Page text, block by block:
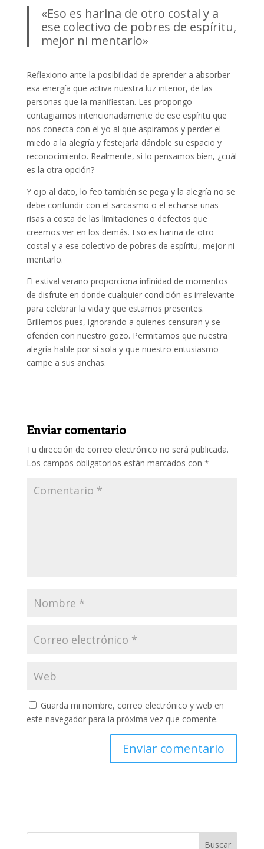
«Eso es harina de otro costal y a
ese colectivo de pobres de espíritu,
mejor ni mentarlo»
Reflexiono ante la posibilidad de aprender a absorber
esa energía que activa nuestra luz interior, de las
personas que la manifiestan. Les propongo
contagiarnos intencionadamente de ese espíritu que
nos conecta con el yo al que aspiramos y perder el
miedo a la alegría y festejarla dándole su espacio y
reconocimiento. Realmente, si lo pensamos bien, ¿cuál
es la otra opción?
Y ojo al dato, lo feo también se pega y la alegría no se
debe confundir con el sarcasmo o el echarse unas
risas a costa de las limitaciones o defectos que
creemos ver en los demás. Eso es harina de otro
costal y a ese colectivo de pobres de espíritu, mejor ni
mentarlo.
El estival verano proporciona infinidad de momentos
de disfrute en donde cualquier condición es irrelevante
para celebrar la vida y que estamos presentes.
Brillemos pues, ignorando a quienes censuran y se
ofenden con nuestro gozo. Permitamos que nuestra
alegría hable por sí sola y que nuestro entusiasmo
campe a sus anchas.
Enviar comentario
Tu dirección de correo electrónico no será publicada.
Los campos obligatorios están marcados con *
Guarda mi nombre, correo electrónico y web en
este navegador para la próxima vez que comente.